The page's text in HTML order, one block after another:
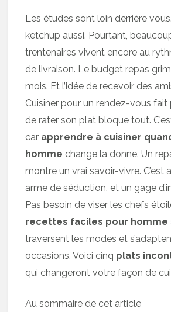
Les études sont loin derrière
ketchup aussi. Pourtant,
trentenaires vivent encore au
de livraison. Le budget repas
mois. Et l’idée de recevoir des
Cuisiner pour un rendez-vous fait
de rater son plat bloque tout.
car apprendre à cuisiner
homme change la donne. Un
montre un vrai savoir-vivre. C’est
arme de séduction, et un gage
Pas besoin de viser les chefs
recettes faciles pour homme
traversent les modes et
occasions. Voici cinq plats
qui changeront votre façon de
Au sommaire de cet article